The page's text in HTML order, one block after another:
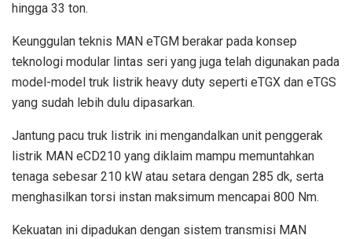
hingga 33 ton.
Keunggulan teknis MAN eTGM berakar pada konsep
teknologi modular lintas seri yang juga telah digunakan pada
model-model truk listrik heavy duty seperti eTGX dan eTGS
yang sudah lebih dulu dipasarkan.
Jantung pacu truk listrik ini mengandalkan unit penggerak
listrik MAN eCD210 yang diklaim mampu memuntahkan
tenaga sebesar 210 kW atau setara dengan 285 dk, serta
menghasilkan torsi instan maksimum mencapai 800 Nm.
Kekuatan ini dipadukan dengan sistem transmisi MAN